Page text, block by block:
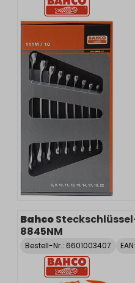
Bahco
8845NM
Bestell-Nr.: 6601003407